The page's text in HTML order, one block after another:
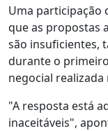
Uma participação
que as propostas
são insuficientes,
durante o
negocial
"A resposta está
inaceitáveis",